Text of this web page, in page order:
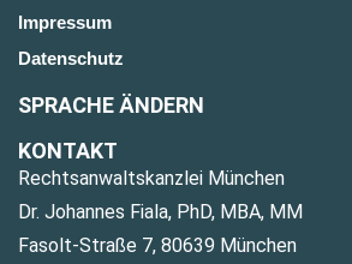
Impressum
Datenschutz
SPRACHE ÄNDERN
KONTAKT
Rechtsanwaltskanzlei München
Dr. Johannes Fiala, PhD, MBA, MM
Fasolt-Straße 7, 80639 München